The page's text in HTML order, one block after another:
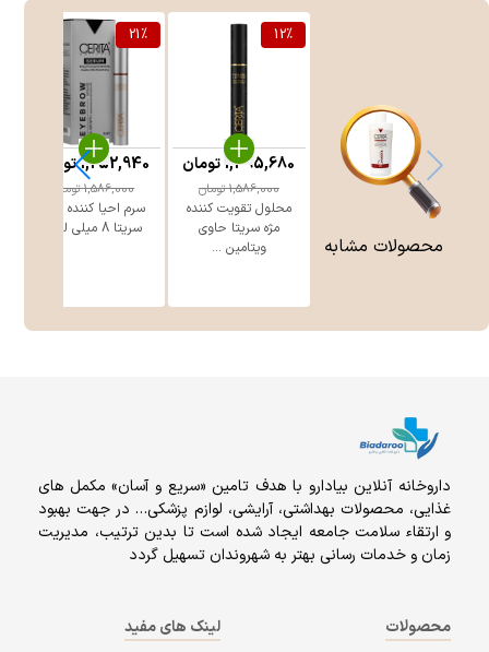
محصولات مشابه
12%
محلول تقویت کننده
مژه سریتا حاوی
ویتامین ...
1,586,000تومان
1,395,680 تومان
21%
سرم احیا کننده ابرو
سریتا 8 میلی لیتر
1,586,000تومان
1,252,940تومان
داروخانه آنلاين بيادارو با هدف تامين «سریع و آسان» مكمل هاى
غذايى، محصولات بهداشتى، آرايشى، لوازم پزشکی… در جهت بهبود
و ارتقاء سلامت جامعه ایجاد شده است تا بدین ترتیب، مدیریت
زمان و خدمات رسانی بهتر به شهروندان تسهیل گردد
محصولات لینک های مفید